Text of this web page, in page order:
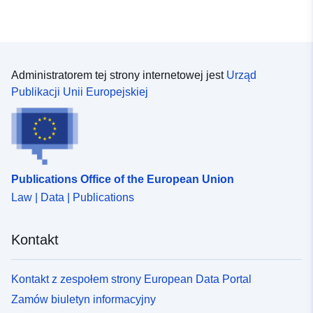
trzeciej.Dane GIS zostały znormalizowane na podstawie
danych cyfrowych wykorzystanych do opracowania
kompletności i dokładności w odniesieniu do
stosownych dokumentów. W ratuszu lub prefekturze
można zapoznać się z oficjalnymi dokumentami
przeciwko osobom trzecim. obszary narażone na
ryzyko, obszary, które nie są bezpośrednio narażone na
ryzyko, ale na których można przewidzieć środki w celu
ugodzie. Rozporządzenia zasadniczo rozróżniają trzy
rodzaje stref: 1- „Zabudowanie obszarów zabronionych”,
znane jako „obszary czerwone”, gdzie poziom
budowy; 2- „obszary wydawane na receptę”, znane jako
Administratorem tej strony internetowej jest Urząd
Publikacji Unii Europejskiej
Publications Office of the European Union
Law | Data | Publications
Kontakt
Kontakt z zespołem strony European Data Portal
Zamów biuletyn informacyjny